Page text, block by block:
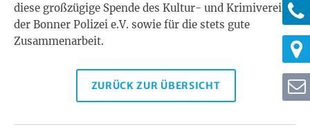
diese großzügige Spende des Kultur- und Krimiverein
der Bonner Polizei e.V. sowie für die stets gute
Zusammenarbeit.
ZURÜCK ZUR ÜBERSICHT